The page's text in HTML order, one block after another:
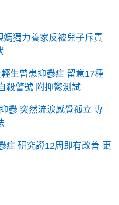
獨力養家反被兒子斥責
生曾患抑鬱症 留意17種
殺警號 附抑鬱測試
鬱 突然流淚感覺孤立 專
症 研究證12周即有改善 更